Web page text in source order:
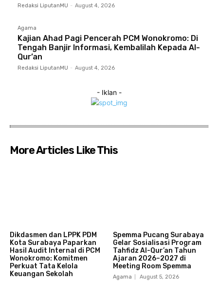
Redaksi LiputanMU - August 4, 2026
Agama
Kajian Ahad Pagi Pencerah PCM Wonokromo: Di
Tengah Banjir Informasi, Kembalilah Kepada Al-
Qur’an
Redaksi LiputanMU - August 4, 2026
- Iklan -
More Articles Like This
Dikdasmen dan LPPK PDM
Kota Surabaya Paparkan
Hasil Audit Internal di PCM
Wonokromo: Komitmen
Perkuat Tata Kelola
Keuangan Sekolah
Spemma Pucang Surabaya
Gelar Sosialisasi Program
Tahfidz Al-Qur’an Tahun
Ajaran 2026–2027 di
Meeting Room Spemma
Agama August 5, 2026